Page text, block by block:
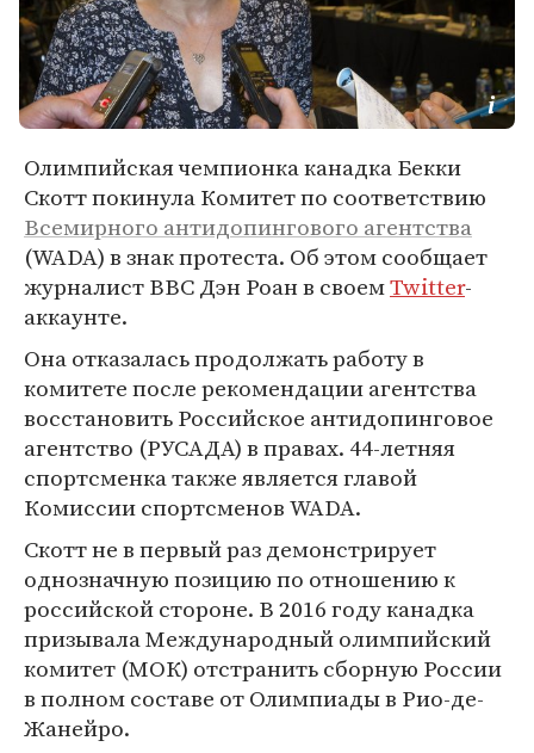
Олимпийская чемпионка канадка Бекки
Скотт покинула Комитет по соответствию
Всемирного антидопингового агентства
(WADA) в знак протеста. Об этом сообщает
журналист BBC Дэн Роан в своемTwitter-
аккаунте.
Она отказалась продолжать работу в
комитете после рекомендации агентства
восстановить Российское антидопинговое
агентство (РУСАДА) в правах. 44-летняя
спортсменка также является главой
Комиссии спортсменов WADA.
Скотт не в первый раз демонстрирует
однозначную позицию по отношению к
российской стороне. В 2016 году канадка
призывала Международный олимпийский
комитет (МОК) отстранить сборную России
в полном составе от Олимпиады в Рио-де-
Жанейро.